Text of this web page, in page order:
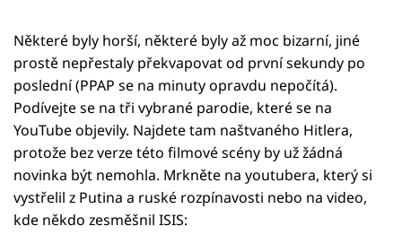
Některé byly horší, některé byly až moc bizarní, jiné
prostě nepřestaly překvapovat od první sekundy po
poslední (PPAP se na minuty opravdu nepočítá).
Podívejte se na tři vybrané parodie, které se na
YouTube objevily. Najdete tam naštvaného Hitlera,
protože bez verze této filmové scény by už žádná
novinka být nemohla. Mrkněte na youtubera, který si
vystřelil z Putina a ruské rozpínavosti nebo na video,
kde někdo zesměšnil ISIS: